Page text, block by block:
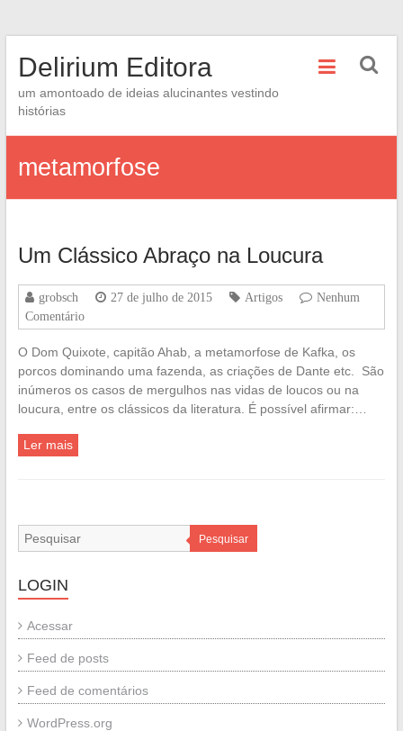
Delirium Editora
um amontoado de ideias alucinantes vestindo
histórias
metamorfose
Um Clássico Abraço na Loucura
grobsch 27 de julho de 2015 Artigos
Nenhum
Comentário
O Dom Quixote, capitão Ahab, a metamorfose de Kafka, os
porcos dominando uma fazenda, as criações de Dante etc. São
inúmeros os casos de mergulhos nas vidas de loucos ou na
loucura, entre os clássicos da literatura. É possível afirmar:…
Ler mais
Pesquisar
LOGIN
Acessar
Feed de posts
Feed de comentários
WordPress.org